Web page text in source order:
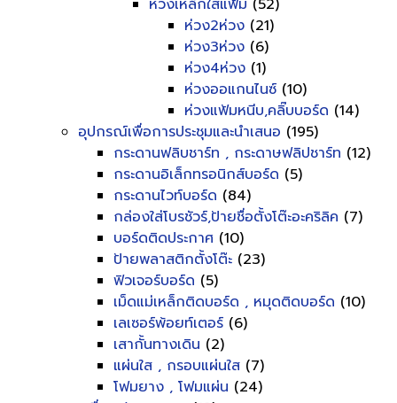
ห่วงเหล็กใส่แฟ้ม (52)
ห่วง2ห่วง (21)
ห่วง3ห่วง (6)
ห่วง4ห่วง (1)
ห่วงออแกนไนซ์ (10)
ห่วงแฟ้มหนีบ,คลิ๊บบอร์ด (14)
อุปกรณ์เพื่อการประชุมและนำเสนอ (195)
กระดานฟลิบชาร์ท , กระดาษฟลิปชาร์ท (12)
กระดานอิเล็กทรอนิกส์บอร์ด (5)
กระดานไวท์บอร์ด (84)
กล่องใส่โบรชัวร์,ป้ายชื่อตั้งโต๊ะอะคริลิค (7)
บอร์ดติดประกาศ (10)
ป้ายพลาสติกตั้งโต๊ะ (23)
ฟิวเจอร์บอร์ด (5)
เม็ดแม่เหล็กติดบอร์ด , หมุดติดบอร์ด (10)
เลเซอร์พ้อยท์เตอร์ (6)
เสากั้นทางเดิน (2)
แผ่นใส , กรอบแผ่นใส (7)
โฟมยาง , โฟมแผ่น (24)